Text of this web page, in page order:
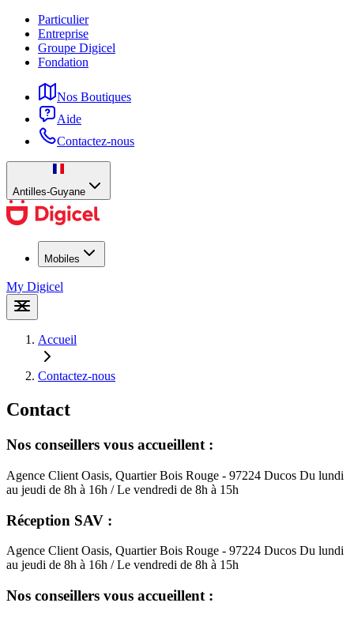
Particulier
Entreprise
Groupe Digicel
Fondation
Nos Boutiques
Aide
Contactez-nous
Antilles-Guyane
Mobiles
My Digicel
Accueil
Contactez-nous
Contact
Nos conseillers vous accueillent :
Agence Client Oasis, Quartier Bois Rouge - 97224 Ducos Du lundi
au jeudi de 8h à 16h / Le vendredi de 8h à 15h
Réception SAV :
Agence Client Oasis, Quartier Bois Rouge - 97224 Ducos Du lundi
au jeudi de 8h à 16h / Le vendredi de 8h à 15h
Nos conseillers vous accueillent :